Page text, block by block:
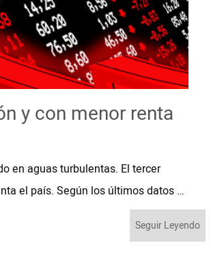
y con menor renta
en aguas turbulentas. El tercer
el país. Según los últimos datos …
Seguir Leyendo